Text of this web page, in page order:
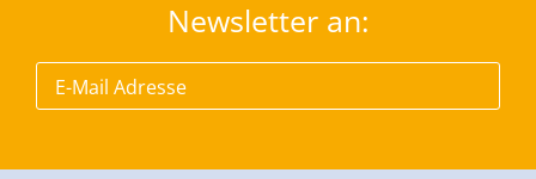
Newsletter an: